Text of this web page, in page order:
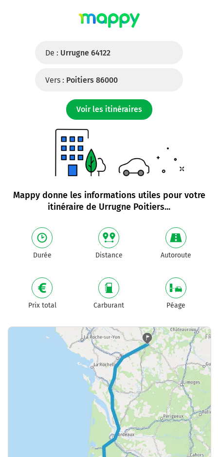
De : Urrugne 64122
Vers : Poitiers 86000
Voir les itinéraires
Mappy donne les informations utiles pour votre
itinéraire de Urrugne Poitiers...
Durée Distance Autoroute
Prix total Carburant Péage